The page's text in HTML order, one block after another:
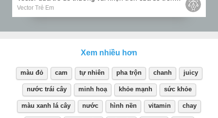
Vector Trẻ Em
Xem nhiều hơn
màu đỏ cam tự nhiên pha trộn chanh juicy
nước trái cây minh hoạ khỏe mạnh sức khỏe
màu xanh lá cây nước hình nền vitamin chay